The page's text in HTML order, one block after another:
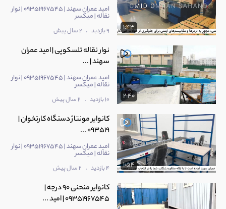
1:43
امید عمران سهند | 09351967545 | نوار
نقاله | میکسر
9 بازدید . 2 سال پیش
2:40
نوار نقاله تلسکوپی | امید عمران
سهند | ...
امید عمران سهند | 09351967545 | نوار
نقاله | میکسر
10 بازدید . 2 سال پیش
1:54
کانوایر مونتاژ دستگاه کارتخوان |
093519 ...
امید عمران سهند | 09351967545 | نوار
نقاله | میکسر
4 بازدید . 2 سال پیش
کانوایر منحنی 90 درجه |
09351967545 | امید ...